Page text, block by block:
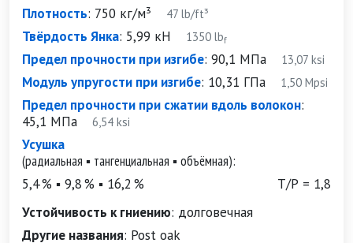
Плотность: 750 кг/м³ 47 lb/ft³
Твёрдость Янка: 5,99 кН 1350 lbf
Предел прочности при изгибе: 90,1 МПа 13,07 ksi
Модуль упругости при изгибе: 10,31 ГПа 1,50 Mpsi
Предел прочности при сжатии вдоль волокон:
45,1 МПа 6,54 ksi
Усушка
(радиальная ▪ тангенциальная ▪ объёмная):
5,4 % ▪ 9,8 % ▪ 16,2 %
Т/Р = 1,8
Устойчивость к гниению: долговечная
Другие названия: Post oak